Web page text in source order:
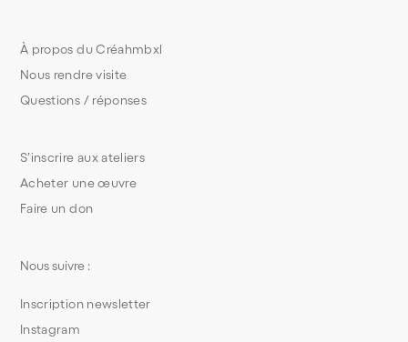
S’inscrire aux ateliers
Acheter une œuvre
Faire un don
À propos du Créahmbxl
Nous rendre visite
Questions / réponses
Nous suivre :
Inscription newsletter
Instagram